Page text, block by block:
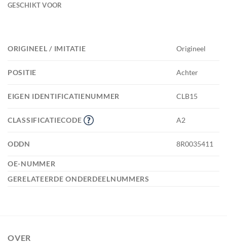
GESCHIKT VOOR
ORIGINEEL / IMITATIE Origineel
POSITIE Achter
EIGEN IDENTIFICATIENUMMER CLB15
CLASSIFICATIECODE A2
ODDN 8R0035411
OE-NUMMER
GERELATEERDE ONDERDEELNUMMERS
OVER